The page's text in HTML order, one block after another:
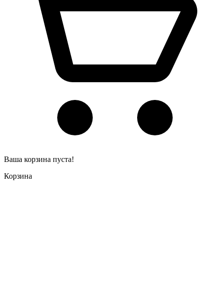
Ваша корзина пуста!
Корзина